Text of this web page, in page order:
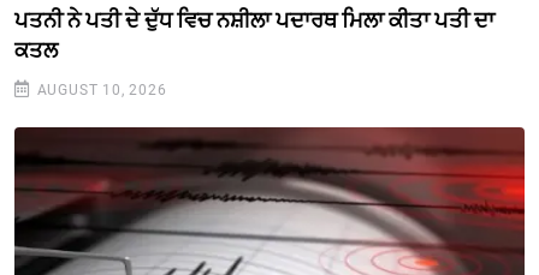
ਪਤਨੀ ਨੇ ਪਤੀ ਦੇ ਦੁੱਧ ਵਿਚ ਨਸ਼ੀਲਾ ਪਦਾਰਥ ਮਿਲਾ ਕੀਤਾ ਪਤੀ ਦਾ
ਕਤਲ
AUGUST 10, 2026